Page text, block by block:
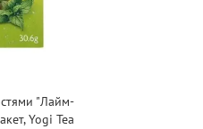
"Лайм-
Yogi Tea